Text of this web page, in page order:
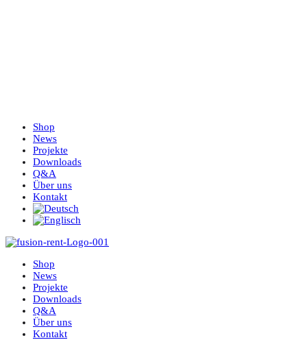
Shop
News
Projekte
Downloads
Q&A
Über uns
Kontakt
Shop
News
Projekte
Downloads
Q&A
Über uns
Kontakt